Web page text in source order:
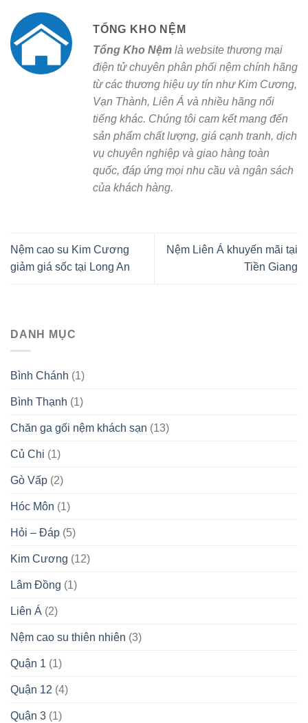
TỔNG KHO NỆM
Tổng Kho Nệm là website thương mại
điện tử chuyên phân phối nệm chính hãng
từ các thương hiệu uy tín như Kim Cương,
Vạn Thành, Liên Á và nhiều hãng nổi
tiếng khác. Chúng tôi cam kết mang đến
sản phẩm chất lượng, giá cạnh tranh, dịch
vụ chuyên nghiệp và giao hàng toàn
quốc, đáp ứng mọi nhu cầu và ngân sách
của khách hàng.
Nệm cao su Kim Cương
giảm giá sốc tại Long An
Nệm Liên Á khuyến mãi tại
Tiền Giang
DANH MỤC
Bình Chánh (1)
Bình Thạnh (1)
Chăn ga gối nệm khách sạn (13)
Củ Chi (1)
Gò Vấp (2)
Hóc Môn (1)
Hỏi – Đáp (5)
Kim Cương (12)
Lâm Đồng (1)
Liên Á (2)
Nệm cao su thiên nhiên (3)
Quận 1 (1)
Quận 12 (4)
Quận 3 (1)